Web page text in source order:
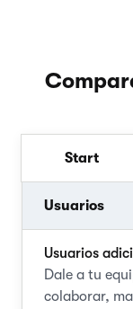
Start
Usuarios
Usuarios
Dale a tu
colaborar,